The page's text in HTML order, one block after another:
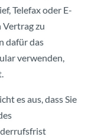
Telefax oder E-
Vertrag zu
dafür das
verwenden,
es aus, dass Sie